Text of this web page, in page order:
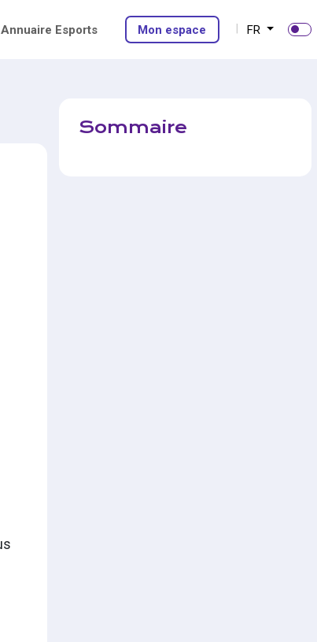
Annuaire Esports Mon espace FR
Sommaire